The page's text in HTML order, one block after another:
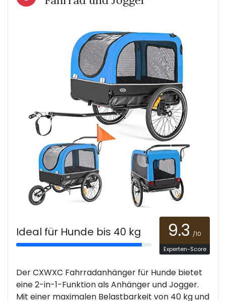
Ideal für Hunde bis 40 kg 9.3 /10
Experten-Score
Der CXWXC Fahrradanhänger für Hunde bietet
eine 2-in-1-Funktion als Anhänger und Jogger.
Mit einer maximalen Belastbarkeit von 40 kg und